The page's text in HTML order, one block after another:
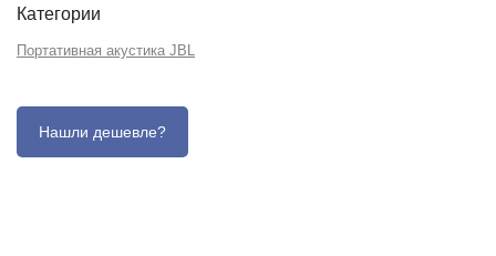
Категории
Портативная акустика JBL